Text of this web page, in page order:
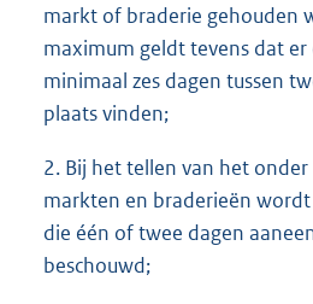
markt of braderie gehouden
maximum geldt tevens dat er
minimaal zes dagen tussen
plaats vinden;
2. Bij het tellen van het
markten en braderieën
die één of twee dagen
beschouwd;